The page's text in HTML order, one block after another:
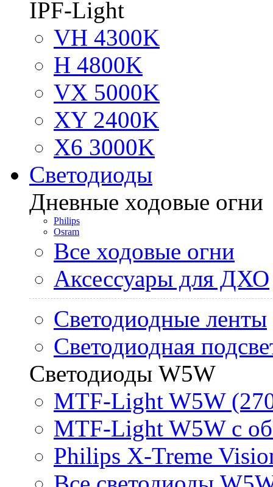
IPF-Light
VH 4300K
H 4800K
VX 5000K
XY 2400K
X6 3000K
Светодиоды
Дневные ходовые огни
Philips
Osram
Все ходовые огни
Аксессуары для ДХО
Светодиодные ленты
Светодиодная
Светодиоды W5W
MTF-Light W5W
MTF-Light W5W с
Philips X-Treme